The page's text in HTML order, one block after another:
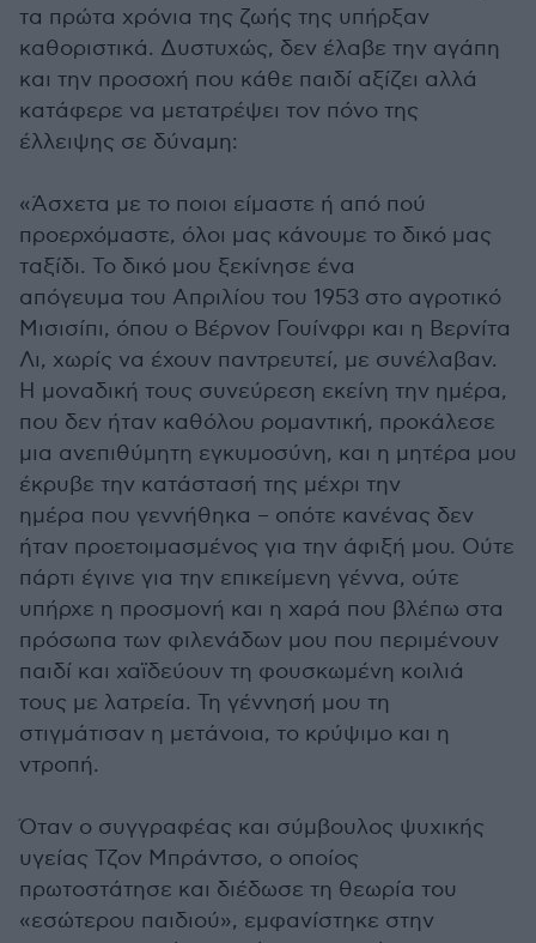
τα πρώτα χρόνια της ζωής της υπήρξαν
καθοριστικά. Δυστυχώς, δεν έλαβε την αγάπη
και την προσοχή που κάθε παιδί αξίζει αλλά
κατάφερε να μετατρέψει τον πόνο της
έλλειψης σε δύναμη:
«Άσχετα με το ποιοι είμαστε ή από πού
προερχόμαστε, όλοι μας κάνουμε το δικό μας
ταξίδι. Το δικό μου ξεκίνησε ένα
απόγευμα του Απριλίου του 1953 στο αγροτικό
Μισισίπι, όπου ο Βέρνον Γουίνφρι και η Βερνίτα
Λι, χωρίς να έχουν παντρευτεί, με συνέλαβαν.
Η μοναδική τους συνεύρεση εκείνη την ημέρα,
που δεν ήταν καθόλου ρομαντική, προκάλεσε
μια ανεπιθύμητη εγκυμοσύνη, και η μητέρα μου
έκρυβε την κατάστασή της μέχρι την
ημέρα που γεννήθηκα – οπότε κανένας δεν
ήταν προετοιμασμένος για την άφιξή μου. Ούτε
πάρτι έγινε για την επικείμενη γέννα, ούτε
υπήρχε η προσμονή και η χαρά που βλέπω στα
πρόσωπα των φιλενάδων μου που περιμένουν
παιδί και χαϊδεύουν τη φουσκωμένη κοιλιά
τους με λατρεία. Τη γέννησή μου τη
στιγμάτισαν η μετάνοια, το κρύψιμο και η
ντροπή.
Όταν ο συγγραφέας και σύμβουλος ψυχικής
υγείας Τζον Μπράντσο, ο οποίος
πρωτοστάτησε και διέδωσε τη θεωρία του
«εσώτερου παιδιού», εμφανίστηκε στην